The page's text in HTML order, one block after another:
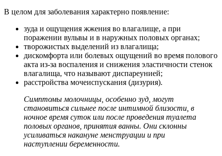
В целом для заболевания характерно появление:
зуда и ощущения жжения во влагалище, а при
поражении вульвы и в наружных половых органах;
творожистых выделений из влагалища;
дискомфорта или болевых ощущений во время полового
акта из-за воспаления и снижения эластичности стенок
влагалища, что называют диспареунией;
расстройства мочеиспускания (дизурия).
Симптомы молочницы, особенно зуд, могут
становиться сильнее после интимной близости, в
ночное время суток или после проведения туалета
половых органов, принятия ванны. Они склонны
усиливаться накануне менструации и при
наступлении беременности.